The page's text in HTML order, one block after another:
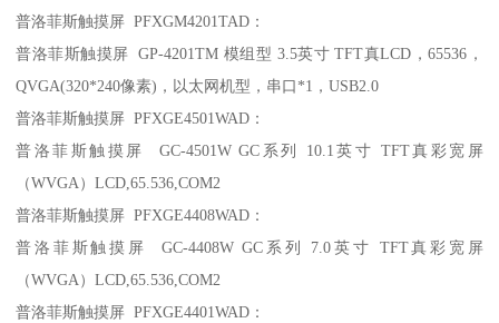
普洛菲斯触摸屏 PFXGM4201TAD：
普洛菲斯触摸屏 GP-4201TM 模组型 3.5英寸 TFT真LCD，65536，
QVGA(320*240像素)，以太网机型，串口*1，USB2.0
普洛菲斯触摸屏 PFXGE4501WAD：
普洛菲斯触摸屏 GC-4501W GC系列 10.1英寸 TFT真彩宽屏
（WVGA）LCD,65.536,COM2
普洛菲斯触摸屏 PFXGE4408WAD：
普洛菲斯触摸屏 GC-4408W GC系列 7.0英寸 TFT真彩宽屏
（WVGA）LCD,65.536,COM2
普洛菲斯触摸屏 PFXGE4401WAD：